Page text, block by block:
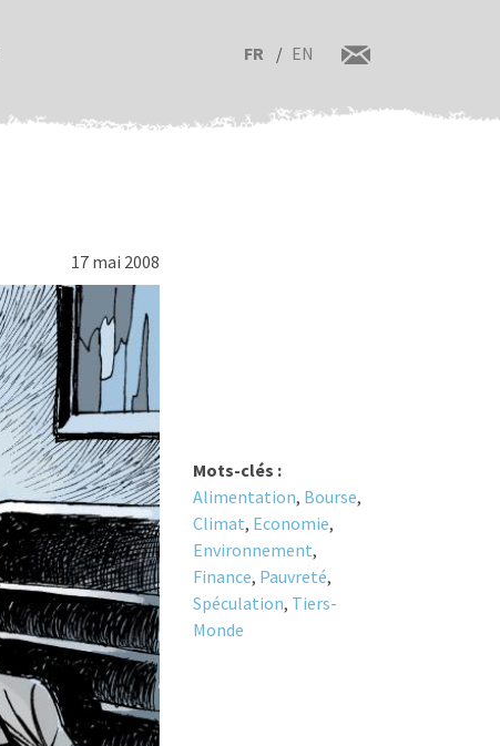
FR EN
17 mai 2008
Mots-clés :
Alimentation, Bourse,
Climat, Economie,
Environnement,
Finance, Pauvreté,
Spéculation, Tiers-
Monde